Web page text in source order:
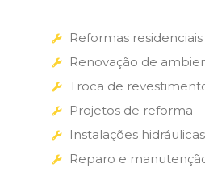
Reformas
Renovação de
Troca de
Projetos de reforma
Instalações
Reparo e